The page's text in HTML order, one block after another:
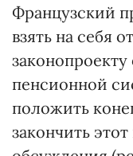
Французский
взять на себя
пенсионной
положить
закончить